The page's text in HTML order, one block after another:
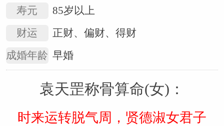
寿元
85岁以上
财运
正财、偏财、得财
成婚年龄 早婚
袁天罡称骨算命(女)：
时来运转脱气周，贤德淑女君子